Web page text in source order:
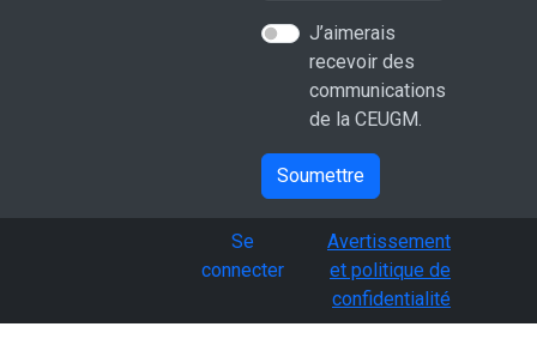
J’aimerais
recevoir des
communications
de la CEUGM.
Soumettre
User account menu
Se
connecter
Avertissement
et politique de
confidentialité